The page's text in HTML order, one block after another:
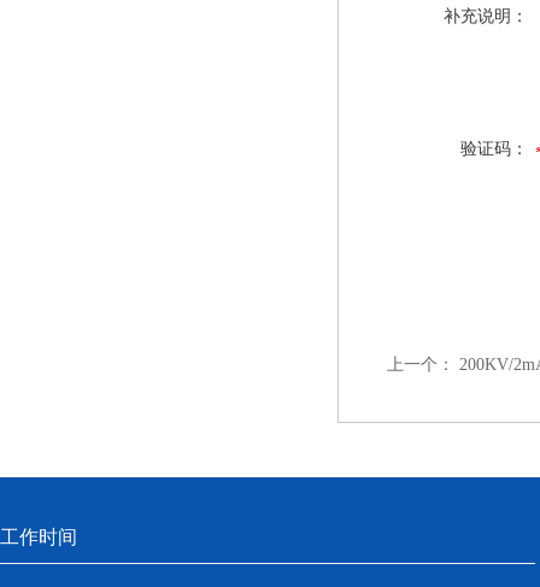
补充说明：
验证码：
上一个： 200KV/
工作时间